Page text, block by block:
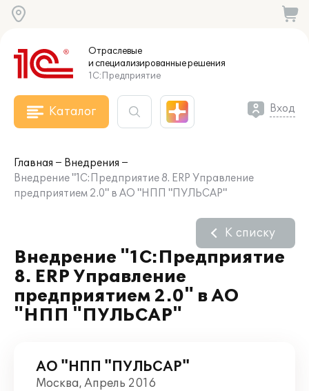
Отраслевые
и специализированныерешения
1С:Предприятие
Каталог Вход
Главная
Внедрения
Внедрение "1С:Предприятие 8. ERP Управление
предприятием 2.0" в АО "НПП "ПУЛЬСАР"
Внедрение "1С:Предприятие
8. ERP Управление
предприятием 2.0" в АО
"НПП "ПУЛЬСАР"
К списку
АО "НПП "ПУЛЬСАР"
Москва, Апрель 2016